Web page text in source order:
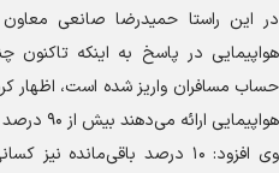
در این راستا حمیدرضا صانعی معاون
هواپیمایی در پاسخ به اینکه
حساب مسافران واریز شده است، اظهار
هواپیمایی ارائه می‌دهند بیش از ۹۰ درصد از بلیت‌ها تعیین و تکلیف شده است.
وی افزود: ۱۰ درصد